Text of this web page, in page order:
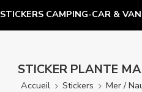
STICKERS CAMPING-CAR & VAN
STICKER PLANTE
Accueil Stickers Mer /